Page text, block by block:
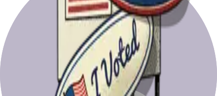
Prepárate para votar el día de las
elecciones